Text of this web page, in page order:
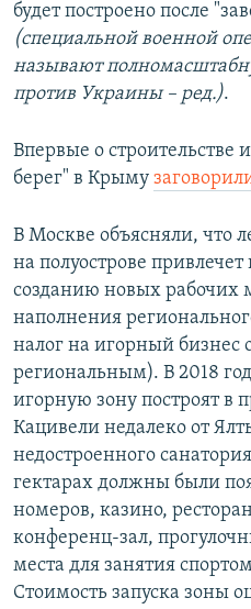
будет построено после
(специальной военной
называют
против Украины – ред.).
Впервые о строительстве
берег" в Крыму
В Москве объясняли, что
на полуострове
созданию новых рабочих
наполнения
налог на игорный бизнес
региональным). В 2018
игорную зону построят в
Кацивели недалеко от
недостроенного
гектарах должны были
номеров, казино,
конференц-зал,
места для занятия
Стоимость запуска зоны